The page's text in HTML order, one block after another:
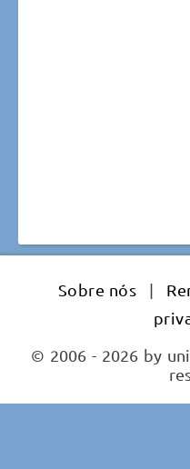
Sobre nós |
© 2006 - 2026 by